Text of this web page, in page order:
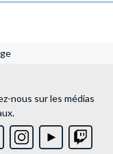
nous sur les médias